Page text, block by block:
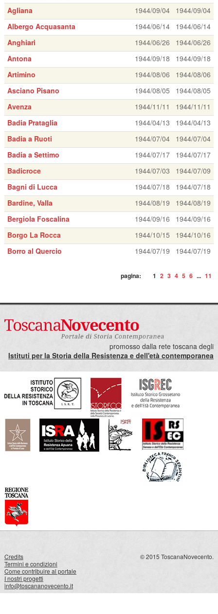
Agliana 1944/09/04
1944/09/04
Albergo Acquasanta
1944/06/14
1944/06/14
Anghiari
1944/06/26
1944/06/26
Antona
1944/09/18
1944/09/18
Artimino
1944/08/06
1944/08/06
Asciano Pisano
1944/08/05
1944/08/05
Avenza
1944/11/11
1944/11/11
Badia Prataglia
1944/04/13
1944/04/13
Badia a Ruoti
1944/07/04
1944/07/04
Badia a Settimo
1944/07/17
1944/07/17
Badicroce
1944/07/03
1944/07/09
Bagni di Lucca
1944/07/18
1944/07/18
Bardine, Valla
1944/08/19
1944/08/19
Bergiola Foscalina
1944/09/16
1944/09/16
Borgo La Rocca
1944/10/15
1944/10/16
Borro al Quercio
1944/07/19 1944/07/19
pagina: 1 2 3 4 5 6 ... 11
promosso dalla rete toscana degli
Istituti per la Storia della Resistenza e dell'età contemporanea
Credits
Termini e condizioni
Come contribuire al portale
I nostri progetti
info@toscananovecento.it
© 2015 ToscanaNovecento.